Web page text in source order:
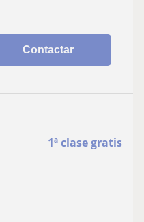
Contactar
1ª clase gratis